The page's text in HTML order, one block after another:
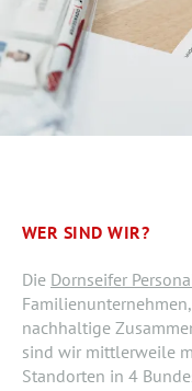
WER SIND WIR?
Die Dornseifer
nachhaltige
sind wir mittlerweile
Standorten in 4